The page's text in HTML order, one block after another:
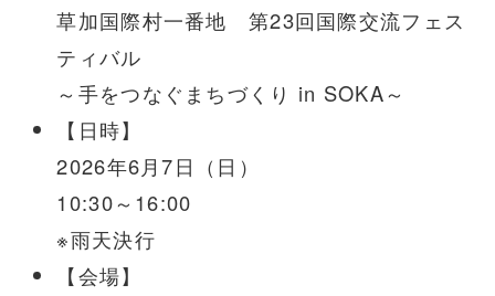
草加国際村一番地 第23回国際交流フェス
ティバル
～手をつなぐまちづくり in SOKA～
【日時】
2026年6月7日（日）
10:30～16:00
※雨天決行
【会場】